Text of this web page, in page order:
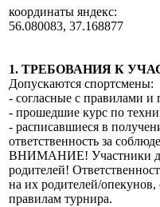
координаты яндекс:
56.080083, 37.168877
1. ТРЕБОВАНИЯ К
Допускаются спортсмены:
- согласные с правилами
- прошедшие курс по
- расписавшиеся в
ответственность за
ВНИМАНИЕ! Участники до
родителей!
на их родителей/
правилам турнира.